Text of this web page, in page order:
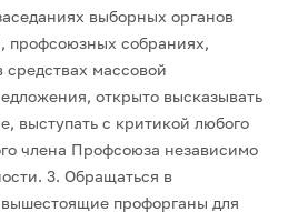
выборных органов
профсоюзных собраниях,
массовой
открыто высказывать
выступать с критикой любого
члена Профсоюза независимо
3. Обращаться в
профорганы для